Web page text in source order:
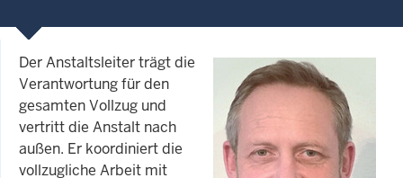
Der Anstaltsleiter trägt die
Verantwortung für den
gesamten Vollzug und
vertritt die Anstalt nach
außen. Er koordiniert die
vollzugliche Arbeit mit